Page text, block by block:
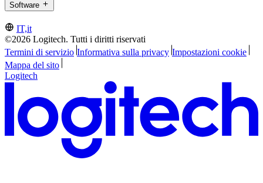
Software
IT,it
©2026 Logitech. Tutti i diritti riservati
Termini di servizio Informativa sulla privacy Impostazioni cookie
Mappa del sito
Logitech